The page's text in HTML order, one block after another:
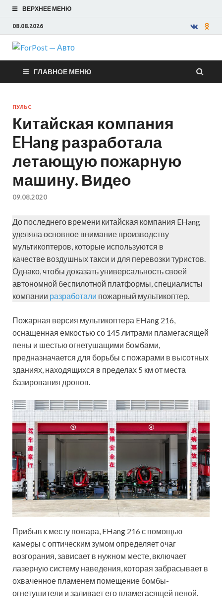
ВЕРХНЕЕ МЕНЮ
08.08.2026
ForPost —
Авто
ГЛАВНОЕ МЕНЮ
ПУЛЬС
Китайская компания
EHang разработала
летающую пожарную
машину. Видео
09.08.2020
До последнего времени китайская компания EHang
уделяла основное внимание производству
мультикоптеров, которые используются в
качестве воздушных такси и для перевозки туристов.
Однако, чтобы доказать универсальность своей
автономной беспилотной платформы, специалисты
компании разработали пожарный мультикоптер.
Пожарная версия мультикоптера EHang 216,
оснащенная емкостью со 145 литрами пламегасящей
пены и шестью огнетушащими бомбами,
предназначается для борьбы с пожарами в высотных
зданиях, находящихся в пределах 5 км от места
базирования дронов.
Прибыв к месту пожара, EHang 216 с помощью
камеры с оптическим зумом определяет очаг
возгорания, зависает в нужном месте, включает
лазерную систему наведения, которая забрасывает в
охваченное пламенем помещение бомбы-
огнетушители и заливает его пламегасящей пеной.